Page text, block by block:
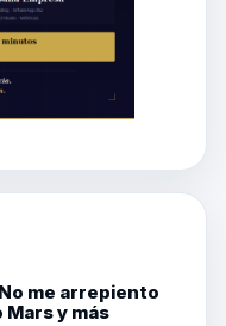
me arrepiento
y más